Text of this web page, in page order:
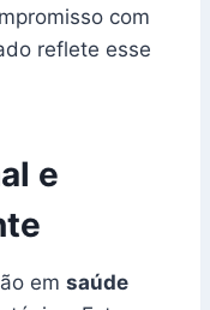
com
reflete esse
e
em saúde